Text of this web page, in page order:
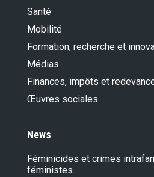
Santé
Mobilité
Formation, recherche et
Médias
Finances, impôts et
Œuvres sociales
News
Féminicides et crimes
féministes…